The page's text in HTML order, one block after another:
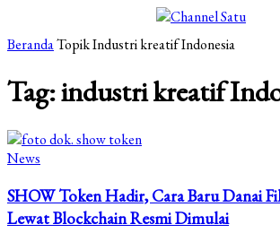
BerandaTopikIndustri kreatif Indonesia
Tag: industri kreatif
News
SHOW Token Hadir, Cara Baru Danai
Lewat Blockchain Resmi Dimulai